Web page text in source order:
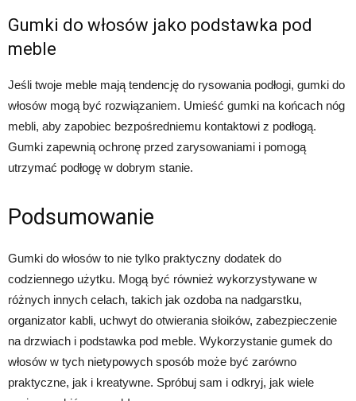
Gumki do włosów jako podstawka pod
meble
Jeśli twoje meble mają tendencję do rysowania podłogi, gumki do
włosów mogą być rozwiązaniem. Umieść gumki na końcach nóg
mebli, aby zapobiec bezpośredniemu kontaktowi z podłogą.
Gumki zapewnią ochronę przed zarysowaniami i pomogą
utrzymać podłogę w dobrym stanie.
Podsumowanie
Gumki do włosów to nie tylko praktyczny dodatek do
codziennego użytku. Mogą być również wykorzystywane w
różnych innych celach, takich jak ozdoba na nadgarstku,
organizator kabli, uchwyt do otwierania słoików, zabezpieczenie
na drzwiach i podstawka pod meble. Wykorzystanie gumek do
włosów w tych nietypowych sposób może być zarówno
praktyczne, jak i kreatywne. Spróbuj sam i odkryj, jak wiele